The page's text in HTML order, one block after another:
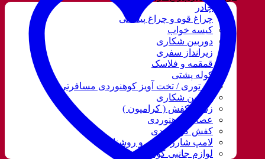
چادر
چراغ قوه و چراغ پیشانی
کیسه خواب
دوربین شکاری
زیرانداز سفری
قمقمه و فلاسک
کوله پشتی
ننو توری / تخت آویز کوهنوردی مسافرتی
دوربین شکاری
زنجیر کفش ( کرامپون )
عصای کوهنوردی
کفش کوهنوردی
لامپ شارژی، نور و روشنایی
لوازم جانبی کوهنوردی